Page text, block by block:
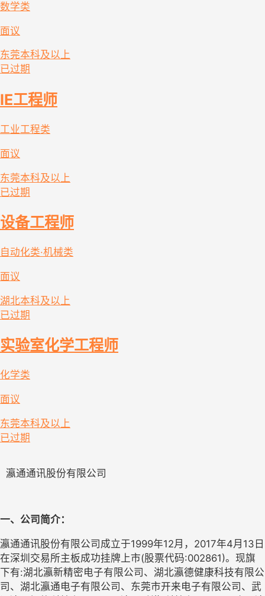
数学类
面议
东莞本科及以上
已过期
IE工程师
工业工程类
面议
东莞本科及以上
已过期
设备工程师
自动化类·机械类
面议
湖北本科及以上
已过期
实验室化学工程师
化学类
面议
东莞本科及以上
已过期
瀛通通讯股份有限公司
一、 公司简介：
瀛通通讯股份有限公司成立于1999年12月，2017年4月13日
在深圳交易所主板成功挂牌上市(股票代码:002861)。现旗
下有:湖北瀛新精密电子有限公司、湖北瀛德健康科技有限公
司、湖北瀛通电子有限公司、东莞市开来电子有限公司、武